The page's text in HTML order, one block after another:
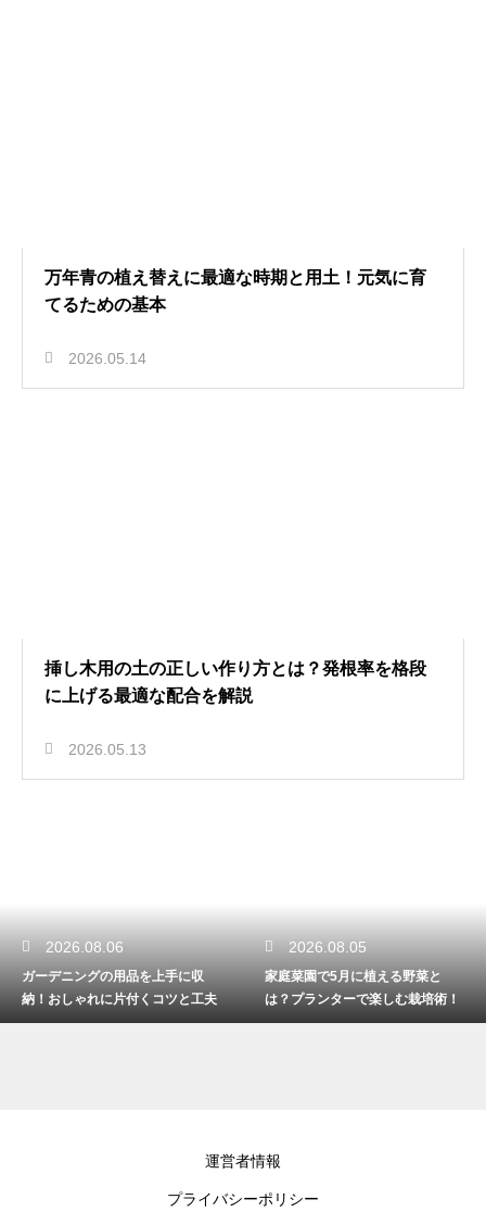
万年青の植え替えに最適な時期と用土！元気に育
てるための基本
2026.05.14
挿し木用の土の正しい作り方とは？発根率を格段
に上げる最適な配合を解説
2026.05.13
2026.08.06
ガーデニングの用品を上手に収
納！おしゃれに片付くコツと工夫
2026.08.05
家庭菜園で5月に植える野菜と
は？プランターで楽しむ栽培術！
運営者情報
プライバシーポリシー